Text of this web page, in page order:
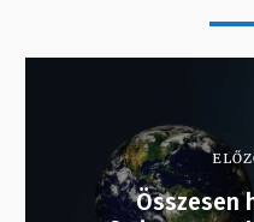
Összesen